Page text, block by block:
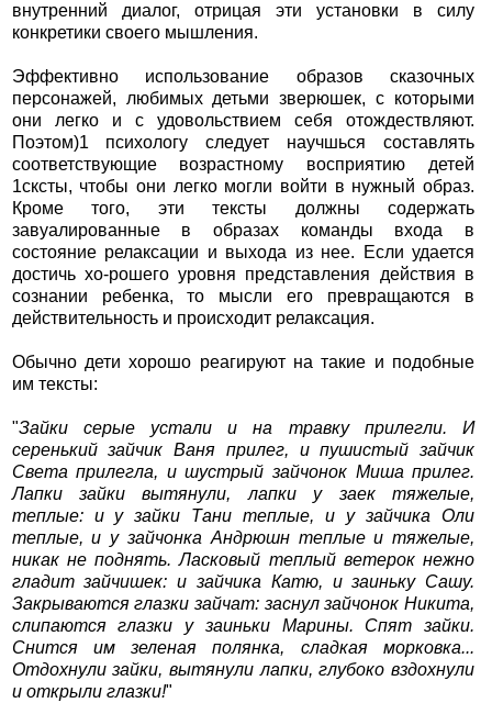
внутренний диалог, отрицая эти установки в силу
конкретики своего мышления.
Эффективно использование образов сказочных
персонажей, любимых детьми зверюшек, с которыми
они легко и с удовольствием себя отождествляют.
Поэтом)1 психологу следует научшься составлять
соответствующие возрастному восприятию детей
1сксты, чтобы они легко могли войти в нужный образ.
Кроме того, эти тексты должны содержать
завуалированные в образах команды входа в
состояние релаксации и выхода из нее. Если удается
достичь хо-рошего уровня представления действия в
сознании ребенка, то мысли его превращаются в
действительность и происходит релаксация.
Обычно дети хорошо реагируют на такие и подобные
им тексты:
"Зайки серые устали и на травку прилегли. И
серенький зайчик Ваня прилег, и пушистый зайчик
Света прилегла, и шустрый зайчонок Миша прилег.
Лапки зайки вытянули, лапки у заек тяжелые,
теплые: и у зайки Тани теплые, и у зайчика Оли
теплые, и у зайчонка Андрюшн теплые и тяжелые,
никак не поднять. Ласковый теплый ветерок нежно
гладит зайчишек: и зайчика Катю, и заиньку Сашу.
Закрываются глазки зайчат: заснул зайчонок Никита,
слипаются глазки у заиньки Марины. Спят зайки.
Снится им зеленая полянка, сладкая морковка...
Отдохнули зайки, вытянули лапки, глубоко вздохнули
и открыли глазки!"